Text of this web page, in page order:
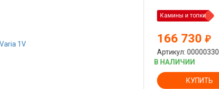
Камины и топки
166 730₽
Артикул: 00000330
В НАЛИЧИИ
КУПИТЬ